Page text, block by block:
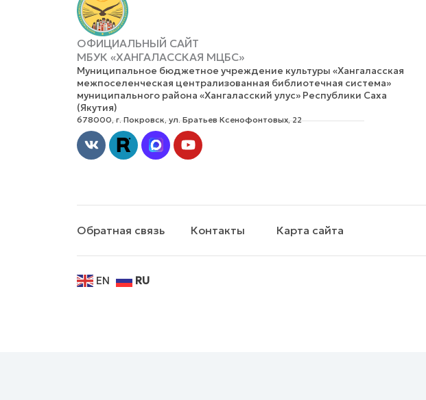
ОФИЦИАЛЬНЫЙ САЙТ
МБУК «ХАНГАЛАССКАЯ МЦБС»
Муниципальное бюджетное учреждение культуры «Хангаласская
межпоселенческая централизованная библиотечная система»
муниципального района «Хангаласский улус» Республики Саха
(Якутия)
678000, г. Покровск, ул. Братьев Ксенофонтовых, 22
Vk Youtube
Обратная связь Контакты Карта сайта
EN RU